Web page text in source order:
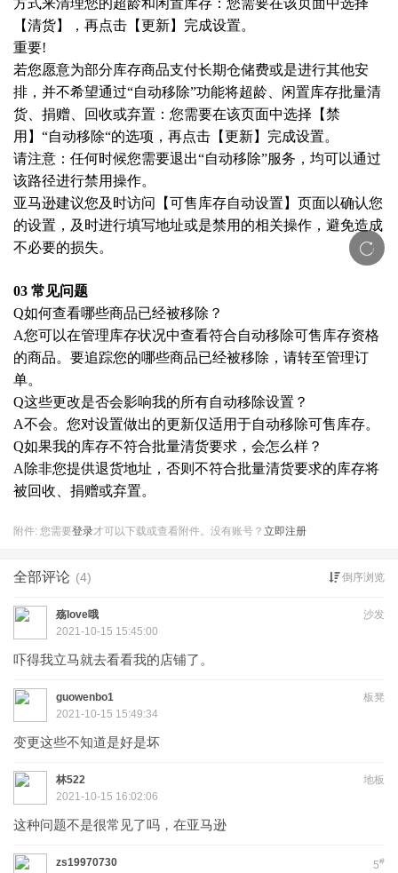
方式来清理您的超龄和闲置库存：您需要在该页面中选择
【清货】，再点击【更新】完成设置。
重要!
若您愿意为部分库存商品支付长期仓储费或是进行其他安
排，并不希望通过“自动移除”功能将超龄、闲置库存批量清
货、捐赠、回收或弃置：您需要在该页面中选择【禁
用】“自动移除“的选项，再点击【更新】完成设置。
请注意：任何时候您需要退出“自动移除”服务，均可以通过
该路径进行禁用操作。
亚马逊建议您及时访问【可售库存自动设置】页面以确认您
的设置，及时进行填写地址或是禁用的相关操作，避免造成
不必要的损失。
03 常见问题
Q如何查看哪些商品已经被移除？
A您可以在管理库存状况中查看符合自动移除可售库存资格
的商品。要追踪您的哪些商品已经被移除，请转至管理订
单。
Q这些更改是否会影响我的所有自动移除设置？
A不会。您对设置做出的更新仅适用于自动移除可售库存。
Q如果我的库存不符合批量清货要求，会怎么样？
A除非您提供退货地址，否则不符合批量清货要求的库存将
被回收、捐赠或弃置。
附件: 您需要登录才可以下载或查看附件。没有账号？ 立即注册
全部评论 (4) 倒序浏览
沙发
殇love哦
2021-10-15 15:45:00
吓得我立马就去看看我的店铺了。
板凳
guowenbo1
2021-10-15 15:49:34
变更这些不知道是好是坏
地板
林522
2021-10-15 16:02:06
这种问题不是很常见了吗，在亚马逊
5#
zs19970730